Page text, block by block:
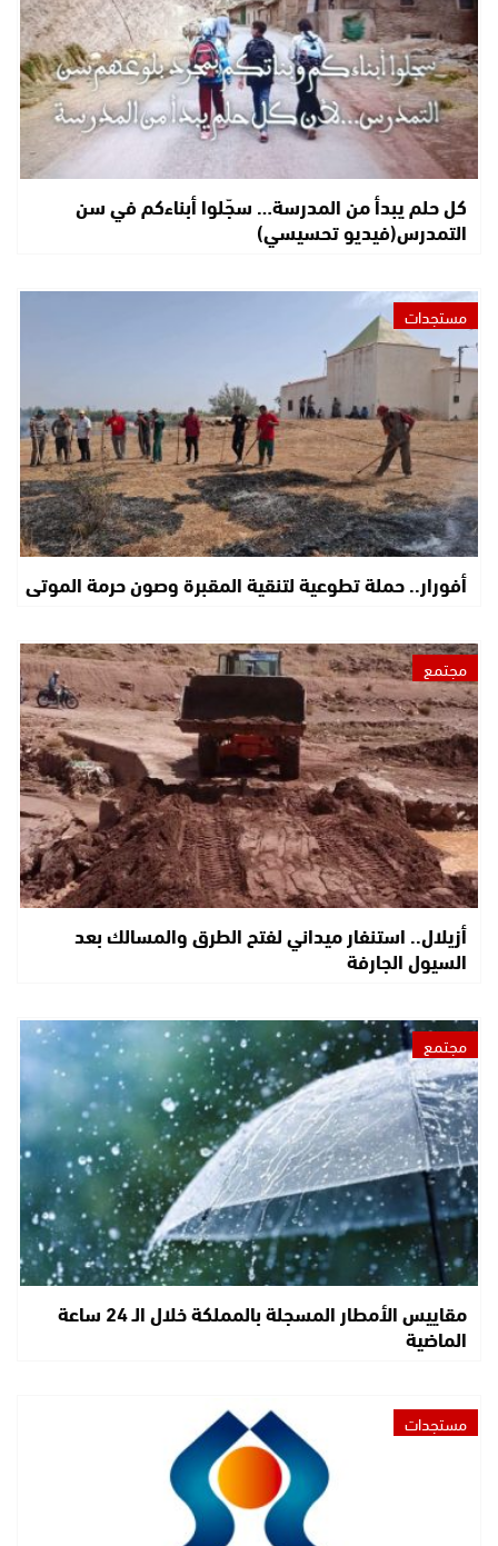
كل حلم يبدأ من المدرسة… سجّلوا أبناءكم في سن
التمدرس(فيديو تحسيسي)
مستجدات
أفورار.. حملة تطوعية لتنقية المقبرة وصون حرمة الموتى
مجتمع
أزيلال.. استنفار ميداني لفتح الطرق والمسالك بعد
السيول الجارفة
مجتمع
مقاييس الأمطار المسجلة بالمملكة خلال الـ 24 ساعة
الماضية
مستجدات